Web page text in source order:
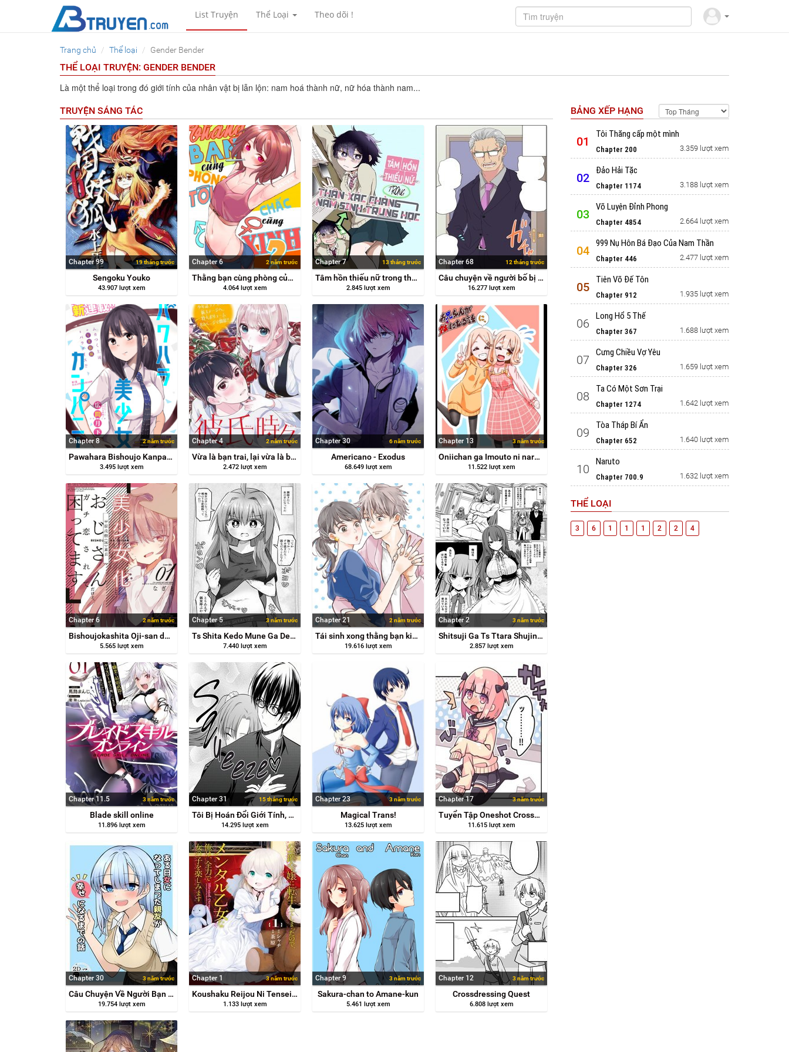
List Truyện Thể Loại Theo dõi !
Trang chủ Thể loại Gender Bender
THỂ LOẠI TRUYỆN: GENDER BENDER
Là một thể loại trong đó giới tính của nhân vật bị lẫn lộn: nam hoá thành nữ, nữ hóa thành nam...
TRUYỆN SÁNG TÁC
Chapter 99
Sengoku Youko
43.907 lượt xem
19 tháng trước Chapter 6
Thằng bạn cùng phòng của tôi chắc cũng xinh?
4.064 lượt xem
2 năm trước Chapter 7
Tâm hồn thiếu nữ trong thân xác chàng nam sinh trung học
2.845 lượt xem
13 tháng trước Chapter 68
Câu chuyện về người bố bị chuyển giới của tôi thật dễ thương, nhưng cũng thật phức tạp
16.277 lượt xem
12 tháng trước
Chapter 8
Pawahara Bishoujo Kanpanii
3.495 lượt xem
2 năm trước Chapter 4
Vừa là bạn trai, lại vừa là bạn gái?!
2.472 lượt xem
2 năm trước Chapter 30
Americano - Exodus
68.649 lượt xem
6 năm trước Chapter 13
Oniichan ga Imouto ni naru Hanashi
11.522 lượt xem
3 năm trước
Chapter 6
Bishoujokashita Oji-san dakedo, Gachi Koi sarete Komattemasu
5.565 lượt xem
2 năm trước Chapter 5
Ts Shita Kedo Mune Ga Deka Sugiru
7.440 lượt xem
3 năm trước Chapter 21
Tái sinh xong thằng bạn kiếp trước cầu hôn tôi
19.616 lượt xem
2 năm trước Chapter 2
Shitsuji Ga Ts Ttara Shujin Ni Kuwa Re-Sō Ni Natta Hanashi
2.857 lượt xem
3 năm trước
Chapter 11.5
Blade skill online
11.896 lượt xem
3 năm trước Chapter 31
Tôi Bị Hoán Đổi Giới Tính, Vì Vậy Tôi Đã Hẹn Hò Với Người Bạn Thân Nhất Của Mình
14.295 lượt xem
15 tháng trước Chapter 23
Magical Trans!
13.625 lượt xem
3 năm trước Chapter 17
Tuyển Tập Oneshot Crossdressing/Gender Bender
11.615 lượt xem
3 năm trước
Chapter 30
Câu Chuyện Về Người Bạn Thân Bất Ngờ Trở Thành Nữ Và Cuộc Hành Trình Tìm Kiếm Hạnh Phúc Của Cô Ấy
19.754 lượt xem
3 năm trước Chapter 1
Koushaku Reijou Ni Tensei Shiteshimatta Node, Mental Otome Na Ore Wa, Zenryoku De Onnanoko Wo Tanoshimimasu
1.133 lượt xem
3 năm trước Chapter 9
Sakura-chan to Amane-kun
5.461 lượt xem
3 năm trước Chapter 12
Crossdressing Quest
6.808 lượt xem
3 năm trước
BẢNG XẾP HẠNG
01
Tôi Thăng cấp một mình
Chapter 200 3.359 lượt xem
02
Đảo Hải Tặc
Chapter 1174 3.188 lượt xem
03
Võ Luyện Đỉnh Phong
Chapter 4854 2.664 lượt xem
04
999 Nụ Hôn Bá Đạo Của Nam Thần
Chapter 446 2.477 lượt xem
05
Tiên Võ Đế Tôn
Chapter 912 1.935 lượt xem
06
Long Hổ 5 Thế
Chapter 367 1.688 lượt xem
07
Cưng Chiều Vợ Yêu
Chapter 326 1.659 lượt xem
08
Ta Có Một Sơn Trại
Chapter 1274 1.642 lượt xem
09
Tòa Tháp Bí Ẩn
Chapter 652 1.640 lượt xem
10
Naruto
Chapter 700.9 1.632 lượt xem
THỂ LOẠI
3 6 1 1 1 2 2 4